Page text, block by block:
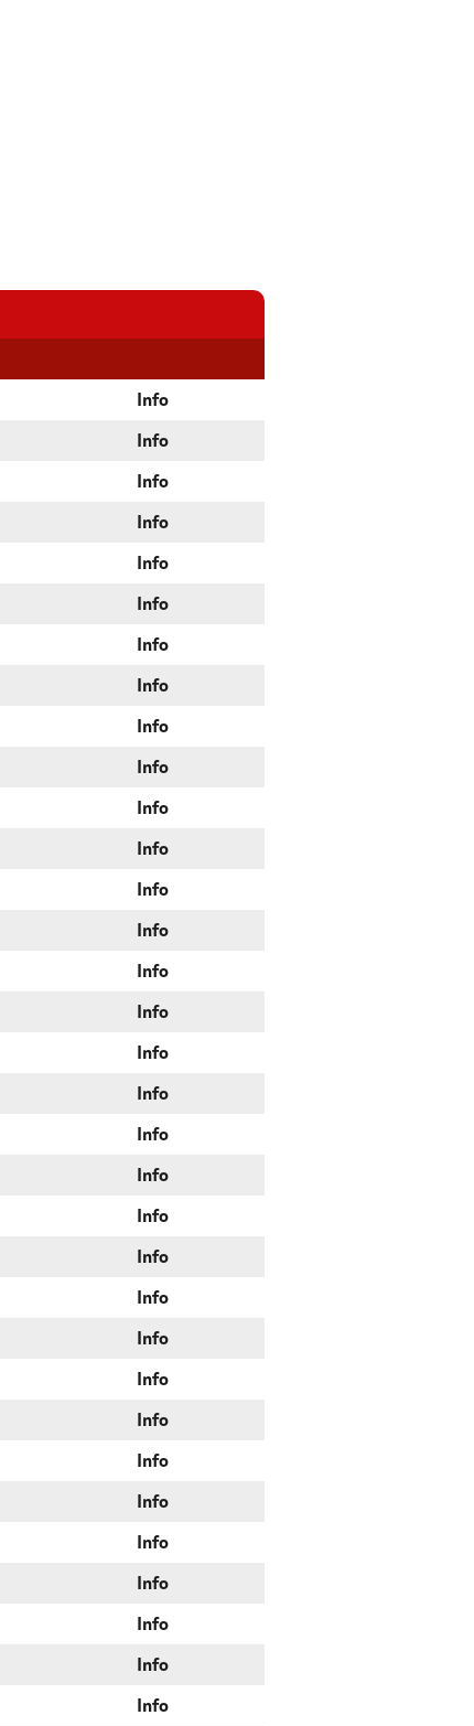
Info
Info
Info
Info
Info
Info
Info
Info
Info
Info
Info
Info
Info
Info
Info
Info
Info
Info
Info
Info
Info
Info
Info
Info
Info
Info
Info
Info
Info
Info
Info
Info
Info